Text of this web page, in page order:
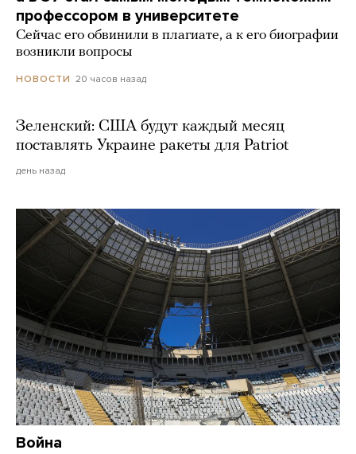
профессором в университете
Сейчас его обвинили в плагиате, а к его биографии
возникли вопросы
НОВОСТИ 20 часов назад
Зеленский: США будут каждый месяц
поставлять Украине ракеты для Patriot
день назад
Война